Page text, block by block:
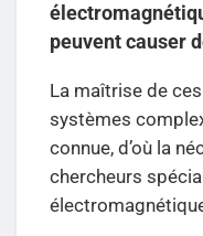
peuvent causer
La maîtrise de
systèmes
connue, d’où la
chercheurs